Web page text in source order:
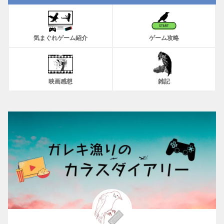
気まぐれゲーム紹介 ゲーム攻略
映画感想 雑記